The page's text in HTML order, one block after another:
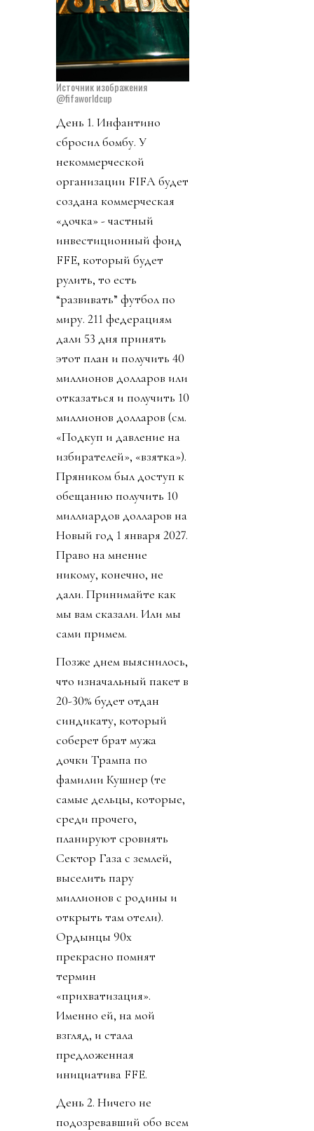
Источник изображения
@fifaworldcup
День 1. Инфантино
сбросил бомбу. У
некоммерческой
организации FIFA будет
создана коммерческая
«дочка» - частный
инвестиционный фонд
FFE, который будет
рулить, то есть
“развивать” футбол по
миру. 211 федерациям
дали 53 дня принять
этот план и получить 40
миллионов долларов или
отказаться и получить 10
миллионов долларов (см.
«Подкуп и давление на
избирателей», «взятка»).
Пряником был доступ к
обещанию получить 10
миллиардов долларов на
Новый год 1 января 2027.
Право на мнение
никому, конечно, не
дали. Принимайте как
мы вам сказали. Или мы
сами примем.
Позже днем выяснилось,
что изначальный пакет в
20-30% будет отдан
синдикату, который
соберет брат мужа
дочки Трампа по
фамилии Кушнер (те
самые дельцы, которые,
среди прочего,
планируют сровнять
Сектор Газа с землей,
выселить пару
миллионов с родины и
открыть там отели).
Ордынцы 90х
прекрасно помнят
термин
«прихватизация».
Именно ей, на мой
взгляд, и стала
предложенная
инициатива FFE.
День 2. Ничего не
подозревавший обо всем